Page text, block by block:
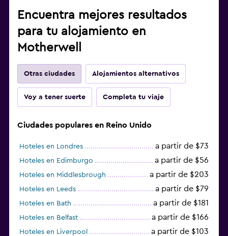
Encuentra mejores resultados
para tu alojamiento en
Motherwell
Otras ciudades Alojamientos alternativos
Voy a tener suerte Completa tu viaje
Ciudades populares en Reino Unido
Hoteles en Londres a partir de $73
Hoteles en Edimburgo a partir de $56
Hoteles en Middlesbrough a partir de $203
Hoteles en Leeds a partir de $79
Hoteles en Bath a partir de $181
Hoteles en Belfast a partir de $166
Hoteles en Liverpool a partir de $103